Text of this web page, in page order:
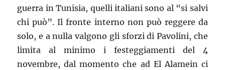
guerra in Tunisia, quelli italiani sono al “si salvi
chi può”. Il fronte interno non può reggere da
solo, e a nulla valgono gli sforzi di Pavolini, che
limita al minimo i festeggiamenti del 4
novembre, dal momento che ad El Alamein ci